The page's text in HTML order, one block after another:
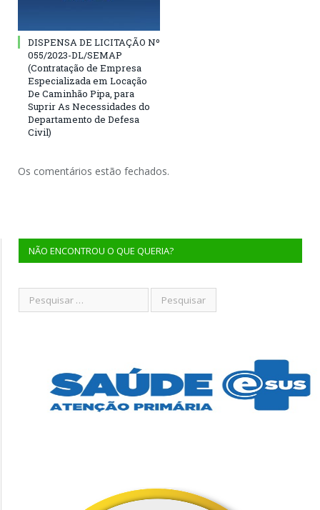
DISPENSA DE LICITAÇÃO Nº
055/2023-DL/SEMAP
(Contratação de Empresa
Especializada em Locação
De Caminhão Pipa, para
Suprir As Necessidades do
Departamento de Defesa
Civil)
Os comentários estão fechados.
NÃO ENCONTROU O QUE QUERIA?